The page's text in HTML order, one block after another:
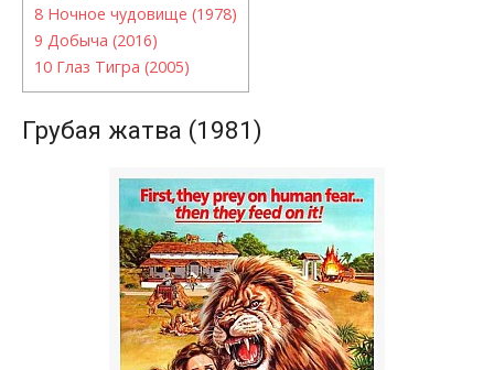
8 Ночное чудовище (1978)
9 Добыча (2016)
10 Глаз Тигра (2005)
Грубая жатва (1981)